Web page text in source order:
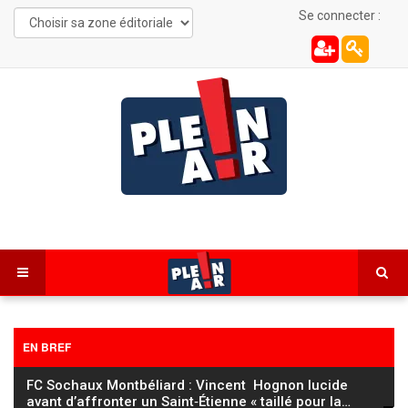
Se connecter :
EN BREF
FC Sochaux Montbéliard : Vincent Hognon lucide
avant d’affronter un Saint‑Étienne « taillé pour la…